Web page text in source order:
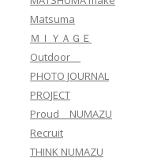
Matsuma
ＭＩＹＡＧＥ
Outdoor
PHOTO JOURNAL
PROJECT
Proud NUMAZU
Recruit
THINK NUMAZU